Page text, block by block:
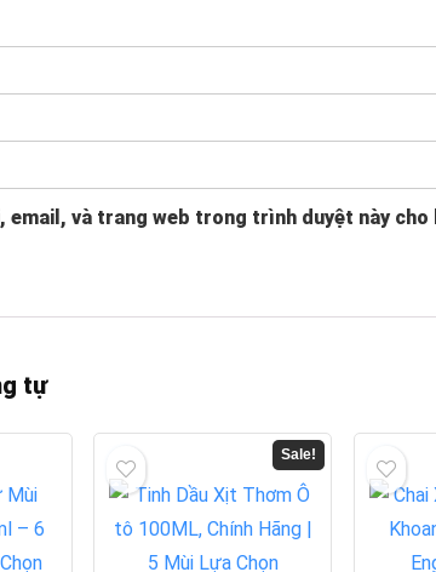
email, và trang web trong trình duyệt này
tự
Sale!